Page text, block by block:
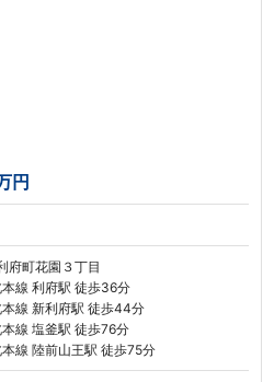
円
府町花園３丁目
線 利府駅 徒歩36分
線 新利府駅 徒歩44分
線 塩釜駅 徒歩76分
線 陸前山王駅 徒歩75分